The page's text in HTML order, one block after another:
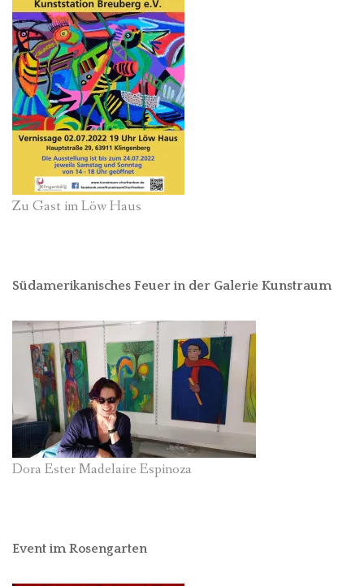
Zu Gast im Löw Haus
Südamerikanisches Feuer in der Galerie Kunstraum
Dora Ester Madelaire Espinoza
Event im Rosengarten